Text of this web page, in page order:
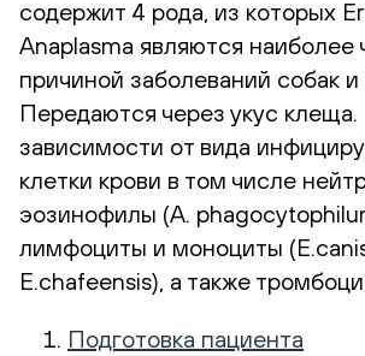
содержит 4 рода, из которых
Anaplasma являются наиболее
причиной заболеваний собак и
Передаются через укус клеща.
зависимости от вида
клетки крови в том числе
эозинофилы (A.
лимфоциты и моноциты
E.chafeensis), а также
Подготовка пациента